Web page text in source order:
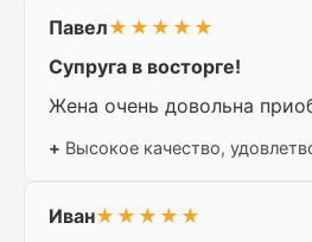
Павел★★★★★
Супруга в восторге!
Жена очень довольна
+ Высокое качество,
Иван★★★★★